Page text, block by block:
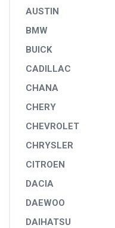
POMPA YEDEK PARÇALARI
DİĞER YEDEK PARÇALAR
EPS YEDEK PARÇALARI
RULMANLAR
KÖRÜK VE KELEPÇELER
AUSTIN
BMW
BUICK
CADILLAC
CHANA
CHERY
CHEVROLET
CHRYSLER
CITROEN
DACIA
DAEWOO
DAIHATSU